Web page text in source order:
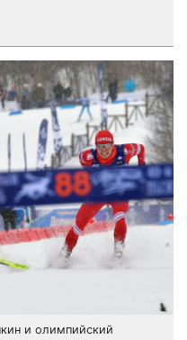
и олимпийский